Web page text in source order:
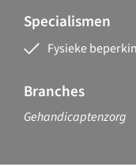
Specialismen
Fysieke
Branches
Gehandicaptenzorg